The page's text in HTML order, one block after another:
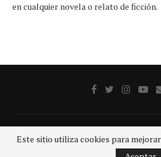
en cualquier novela o relato de ficción.
@2020 - Todos los derechos
Este sitio utiliza cookies para